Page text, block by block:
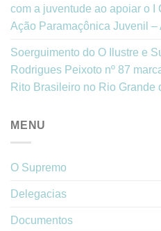
com a juventude ao apoiar o I
Ação Paramaçônica Juvenil –
Soerguimento do O Ilustre e
Rodrigues Peixoto nº 87
Rito Brasileiro no Rio Grande
MENU
O Supremo
Delegacias
Documentos